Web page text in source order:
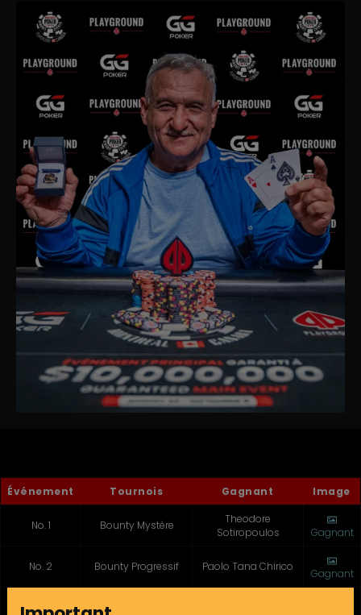
Événement Tournois Gagnant Image
No. 1 Bounty Mystère
Theodore
Sotiropoulos
Gagnant
No. 2 Bounty Progressif Paolo Tana Chirico
Gagnant
No. 3